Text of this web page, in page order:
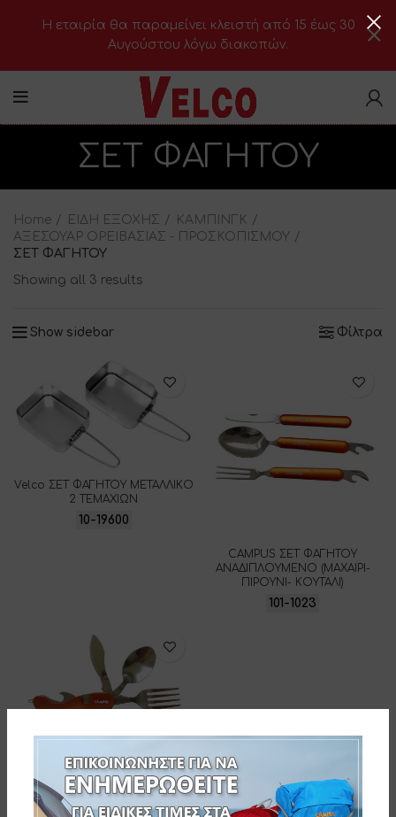
ΣΕΤ ΦΑΓΗΤΟΥ
Home ΕΙΔΗ ΕΞΟΧΗΣ
ΚΑΜΠΙΝΓΚ
ΑΞΕΣΟΥΑΡ ΟΡΕΙΒΑΣΙΑΣ - ΠΡΟΣΚΟΠΙΣΜΟΥ
ΣΕΤ ΦΑΓΗΤΟΥ
Showing all 3 results
Show sidebar Φίλτρα
Velco ΣΕΤ ΦΑΓΗΤΟΥ ΜΕΤΑΛΛΙΚΟ
2 ΤΕΜΑΧΙΩΝ
10-19600
CAMPUS ΣΕΤ ΦΑΓΗΤΟΥ
ΑΝΑΔΙΠΛΟΥΜΕΝΟ (ΜΑΧΑΙΡΙ-
ΠΙΡΟΥΝΙ- ΚΟΥΤΑΛΙ)
101-1023
CAMPUS ΠΟΛΥΕΡΓΑΛΕΙΟ
ΦΑΓΗΤΟΥ ΑΠΟΣΠΩΜΕΝΟ
101-4375
H εταιρία θα παραμείνει κλειστή από 15 έως 30
Αυγούστου λόγω διακοπών.